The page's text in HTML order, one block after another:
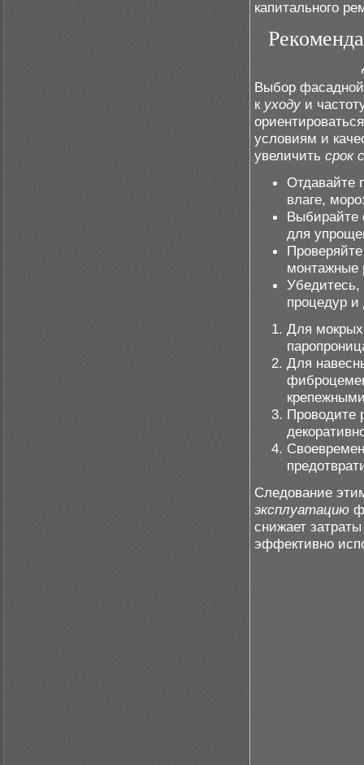
капитального
Выбор фасадной
к уходу и
условиям и
увеличить срок
Отдавайте
влаге,
Выбирайте
для
монтажные
Убедитесь,
процедур и
Для
Для
Проводите
Следование
эксплуатацию
снижает
эффективно